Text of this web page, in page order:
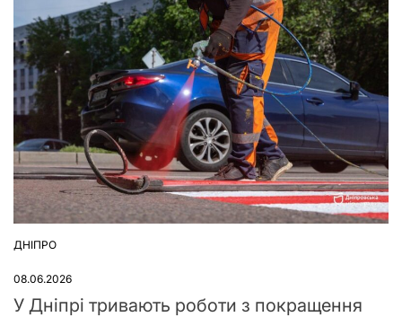
ОПУБЛІКУВАТИ
ДНІПРО
08.06.2026
У Дніпрі тривають роботи з покращення